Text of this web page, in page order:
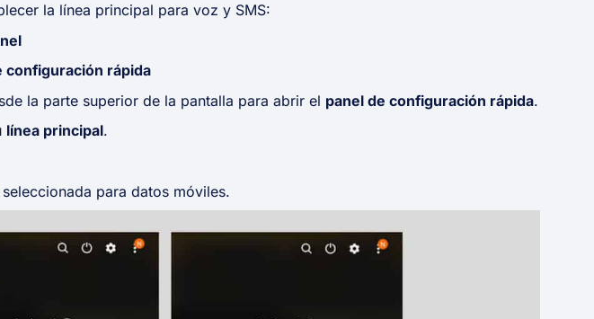
la línea principal para voz y SMS:
configuración rápida
la parte superior de la pantalla para abrir el panel de configuración rápida.
línea principal.
para datos móviles.